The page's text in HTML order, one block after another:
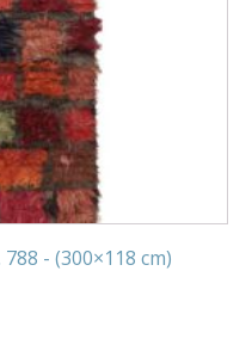
- (300×118 cm)